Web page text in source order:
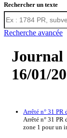
Rechercher un texte
Recherche avancée
Journal
16/01/
Arrêté n° 31 PR
Arrêté n° 31
zone 1 pour un